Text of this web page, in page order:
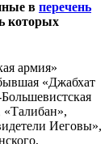
в перечень
которых
армия»
«Джабхат
Иеговы»,